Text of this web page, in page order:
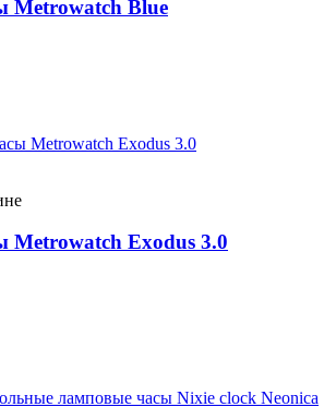
Metrowatch Blue
Metrowatch Exodus 3.0